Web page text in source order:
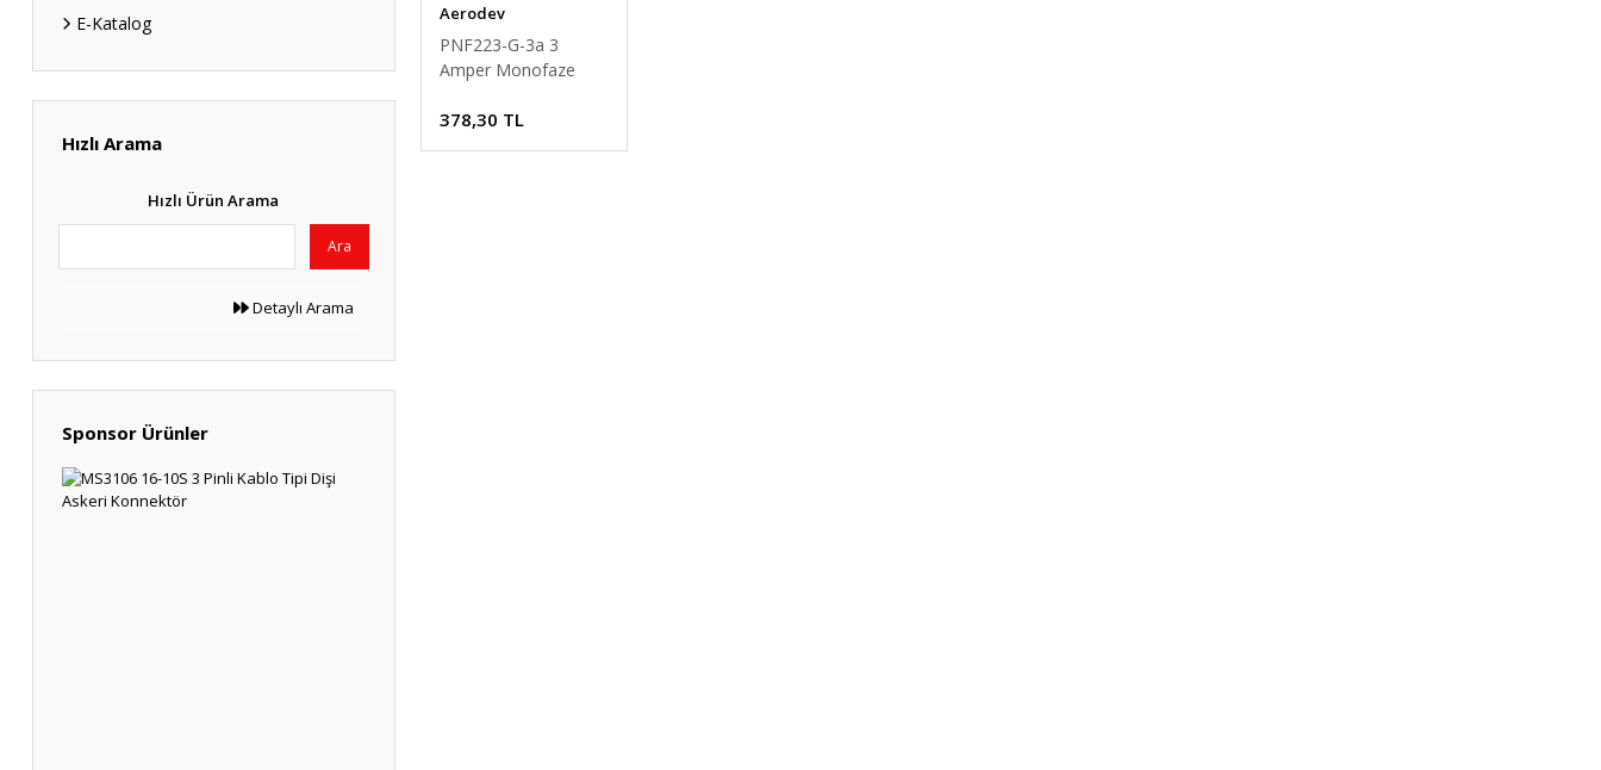
E-Katalog
Hızlı Arama
Hızlı Ürün Arama
Ara
Detaylı Arama
Sponsor Ürünler
Aerodev
PNF223-G-3a 3
Amper Monofaze
378,30 TL